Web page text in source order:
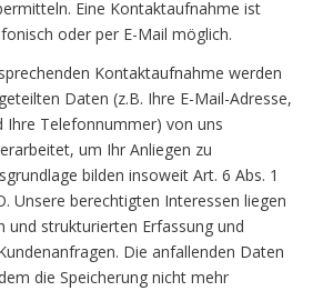
Eine Kontaktaufnahme ist
oder per E-Mail möglich.
Kontaktaufnahme werden
Daten (z.B. Ihre E-Mail-Adresse,
Ihre Telefonnummer) von uns
um Ihr Anliegen zu
bilden insoweit Art. 6 Abs. 1
Unsere berechtigten Interessen liegen
und strukturierten Erfassung und
Die anfallenden Daten
die Speicherung nicht mehr